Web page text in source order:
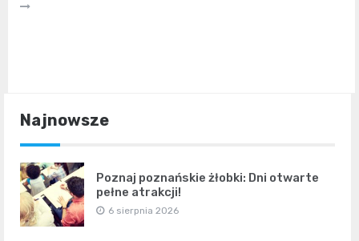
Najnowsze
Poznaj poznańskie żłobki: Dni otwarte
pełne atrakcji!
6 sierpnia 2026